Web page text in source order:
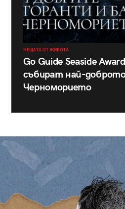
НЕЩАТА ОТ ЖИВОТА
Go Guide Seaside
събират най-
Черноморието